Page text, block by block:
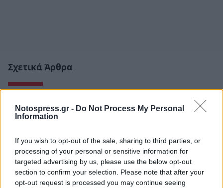
Notospress.gr - Do Not Process My Personal
Information
If you wish to opt-out of the sale, sharing to third parties, or
processing of your personal or sensitive information for
targeted advertising by us, please use the below opt-out
section to confirm your selection. Please note that after your
opt-out request is processed you may continue seeing
Σχετικά Άρθρα